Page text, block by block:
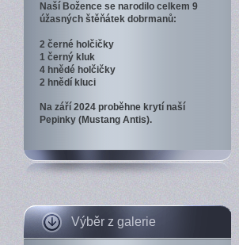
Naší Božence se narodilo celkem 9
úžasných štěňátek dobrmanů:
2 černé holčičky
1 černý kluk
4 hnědé holčičky
2 hnědí kluci
Na září 2024 proběhne krytí naší
Pepinky (Mustang Antis).
Výběr z galerie